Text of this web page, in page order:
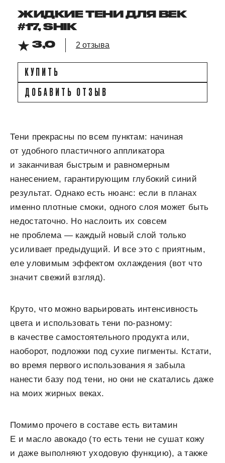
ЖИДКИЕ ТЕНИ ДЛЯ ВЕК
#17, SHIK
3,0
2 отзыва
КУПИТЬ
ДОБАВИТЬ ОТЗЫВ
Тени прекрасны по всем пунктам: начиная
от удобного пластичного аппликатора
и заканчивая быстрым и равномерным
нанесением, гарантирующим глубокий синий
результат. Однако есть нюанс: если в планах
именно плотные смоки, одного слоя может быть
недостаточно. Но наслоить их совсем
не проблема — каждый новый слой только
усиливает предыдущий. И все это с приятным,
еле уловимым эффектом охлаждения (вот что
значит свежий взгляд).
Круто, что можно варьировать интенсивность
цвета и использовать тени по-разному:
в качестве самостоятельного продукта или,
наоборот, подложки под сухие пигменты. Кстати,
во время первого использования я забыла
нанести базу под тени, но они не скатались даже
на моих жирных веках.
Помимо прочего в составе есть витамин
Е и масло авокадо (то есть тени не сушат кожу
и даже выполняют уходовую функцию), а также